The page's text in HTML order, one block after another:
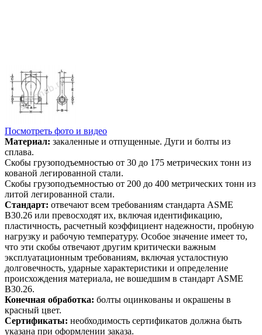
Посмотреть фото и видео
Материал: закаленные и отпущенные. Дуги и болты из
сплава.
Скобы грузоподъемностью от 30 до 175 метрических тонн из
кованой легированной стали.
Скобы грузоподъемностью от 200 до 400 метрических тонн из
литой легированной стали.
Стандарт: отвечают всем требованиям стандарта ASME
B30.26 или превосходят их, включая идентификацию,
пластичность, расчетный коэффициент надежности, пробную
нагрузку и рабочую температуру. Особое значение имеет то,
что эти скобы отвечают другим критически важным
эксплуатационным требованиям, включая усталостную
долговечность, ударные характеристики и определение
происхождения материала, не вошедшим в стандарт ASME
B30.26.
Конечная обработка: болты оцинкованы и окрашены в
красный цвет.
Сертификаты: необходимость сертификатов должна быть
указана при оформлении заказа.